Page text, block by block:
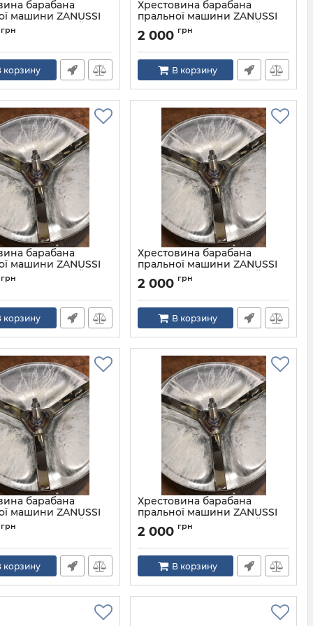
барабана
машини ZANUSSI
НЕРЖАВІЙКА
грн
корзину
Хрестовина барабана
пральної машини ZANUSSI
ELECTROLUX НЕРЖАВІЙКА
2 000 грн
В корзину
барабана
машини ZANUSSI
НЕРЖАВІЙКА
грн
корзину
Хрестовина барабана
пральної машини ZANUSSI
ELECTROLUX НЕРЖАВІЙКА
2 000 грн
В корзину
барабана
машини ZANUSSI
НЕРЖАВІЙКА
грн
корзину
Хрестовина барабана
пральної машини ZANUSSI
ELECTROLUX НЕРЖАВІЙКА
2 000 грн
В корзину